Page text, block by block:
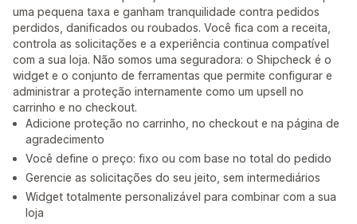
uma pequena taxa e ganham tranquilidade contra pedidos
perdidos, danificados ou roubados. Você fica com a receita,
controla as solicitações e a experiência continua compatível
com a sua loja. Não somos uma seguradora: o Shipcheck é o
widget e o conjunto de ferramentas que permite configurar e
administrar a proteção internamente como um upsell no
carrinho e no checkout.
Adicione proteção no carrinho, no checkout e na página de
agradecimento
Você define o preço: fixo ou com base no total do pedido
Gerencie as solicitações do seu jeito, sem intermediários
Widget totalmente personalizável para combinar com a sua
loja